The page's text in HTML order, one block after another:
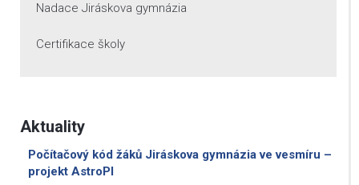
Nadace Jiráskova gymnázia
Certifikace školy
Aktuality
Počítačový kód žáků Jiráskova gymnázia ve vesmíru –
projekt AstroPI